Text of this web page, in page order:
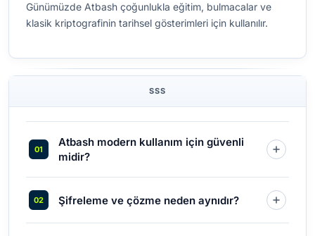
Günümüzde Atbash çoğunlukla eğitim, bulmacalar ve
klasik kriptografinin tarihsel gösterimleri için kullanılır.
SSS
Atbash modern kullanım için güvenli
midir?
Şifreleme ve çözme neden aynıdır?